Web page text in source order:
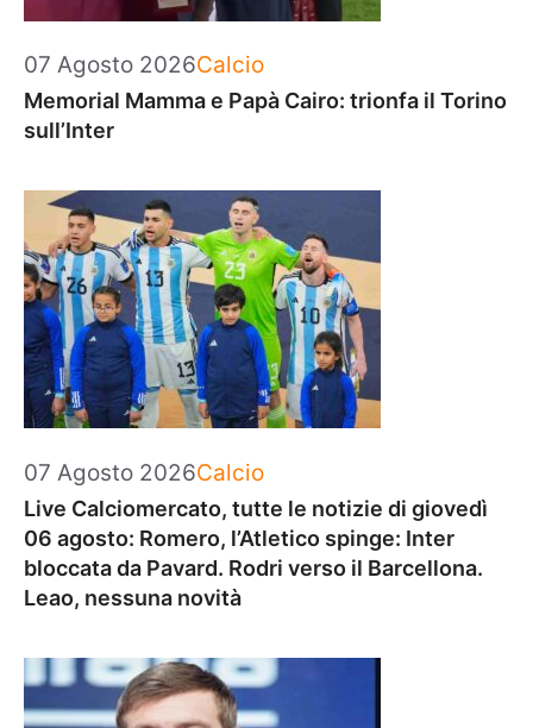
07 Agosto 2026Categorie
Calcio
Memorial Mamma e Papà Cairo: trionfa il Torino
sull’Inter
07 Agosto 2026Categorie
Calcio
Live Calciomercato, tutte le notizie di giovedì
06 agosto: Romero, l’Atletico spinge: Inter
bloccata da Pavard. Rodri verso il Barcellona.
Leao, nessuna novità